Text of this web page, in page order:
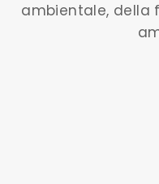
ambientale, della